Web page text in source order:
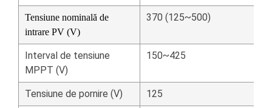
Tensiune nominală de
intrare PV (V)
370 (125~500)
Interval de tensiune
MPPT (V)
150~425
Tensiune de pornire (V) 125